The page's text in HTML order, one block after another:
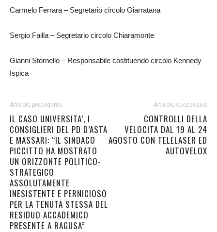
Carmelo Ferrara – Segretario circolo Giarratana
Sergio Failla – Segretario circolo Chiaramonte
Gianni Stornello – Responsabile costituendo circolo Kennedy
Ispica
Articolo precedente
IL CASO UNIVERSITA’, I
CONSIGLIERI DEL PD D’ASTA
E MASSARI: “IL SINDACO
PICCITTO HA MOSTRATO
UN ORIZZONTE POLITICO-
STRATEGICO
ASSOLUTAMENTE
INESISTENTE E PERNICIOSO
PER LA TENUTA STESSA DEL
RESIDUO ACCADEMICO
PRESENTE A RAGUSA”
Articolo successivo
CONTROLLI DELLA
VELOCITA DAL 19 AL 24
AGOSTO CON TELELASER ED
AUTOVELOX